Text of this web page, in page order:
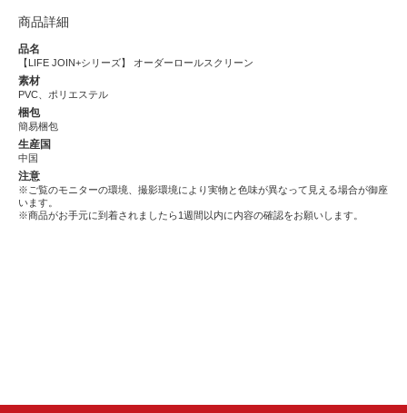
商品詳細
品名
【LIFE JOIN+シリーズ】 オーダーロールスクリーン
素材
PVC、ポリエステル
梱包
簡易梱包
生産国
中国
注意
※ご覧のモニターの環境、撮影環境により実物と色味が異なって見える場合が御座
います。
※商品がお手元に到着されましたら1週間以内に内容の確認をお願いします。